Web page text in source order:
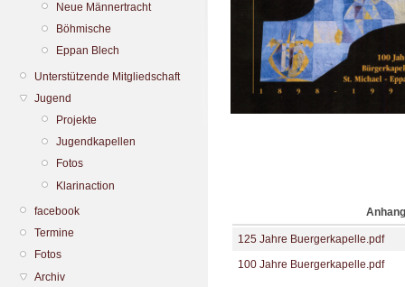
Neue Männertracht
Böhmische
Eppan Blech
Unterstützende Mitgliedschaft
Jugend
Projekte
Jugendkapellen
Fotos
Klarinaction
facebook
Termine
Fotos
Archiv
Anhang
125 Jahre Buergerkapelle.pdf
100 Jahre Buergerkapelle.pdf